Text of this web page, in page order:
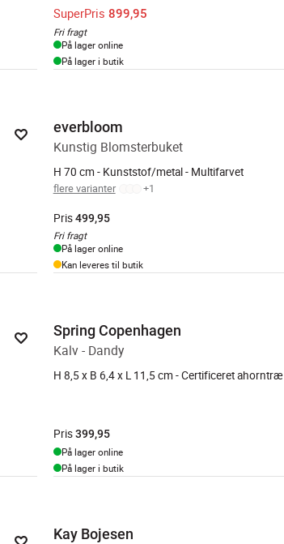
SuperPris 899,95
Fri fragt
På lager online
På lager i butik
everbloom
Kunstig Blomsterbuket
H 70 cm - Kunststof/metal - Multifarvet
flere varianter +1
Pris 499,95
Fri fragt
På lager online
Kan leveres til butik
Spring Copenhagen
Kalv - Dandy
H 8,5 x B 6,4 x L 11,5 cm - Certificeret ahorntræ
Pris 399,95
På lager online
På lager i butik
Kay Bojesen